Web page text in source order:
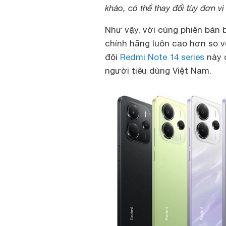
khảo, có thể thay đổi tùy đơn
Như vậy, với cùng phiên
chính hãng luôn cao hơn so
đôi Redmi Note 14 series này
người tiêu dùng Việt Nam.